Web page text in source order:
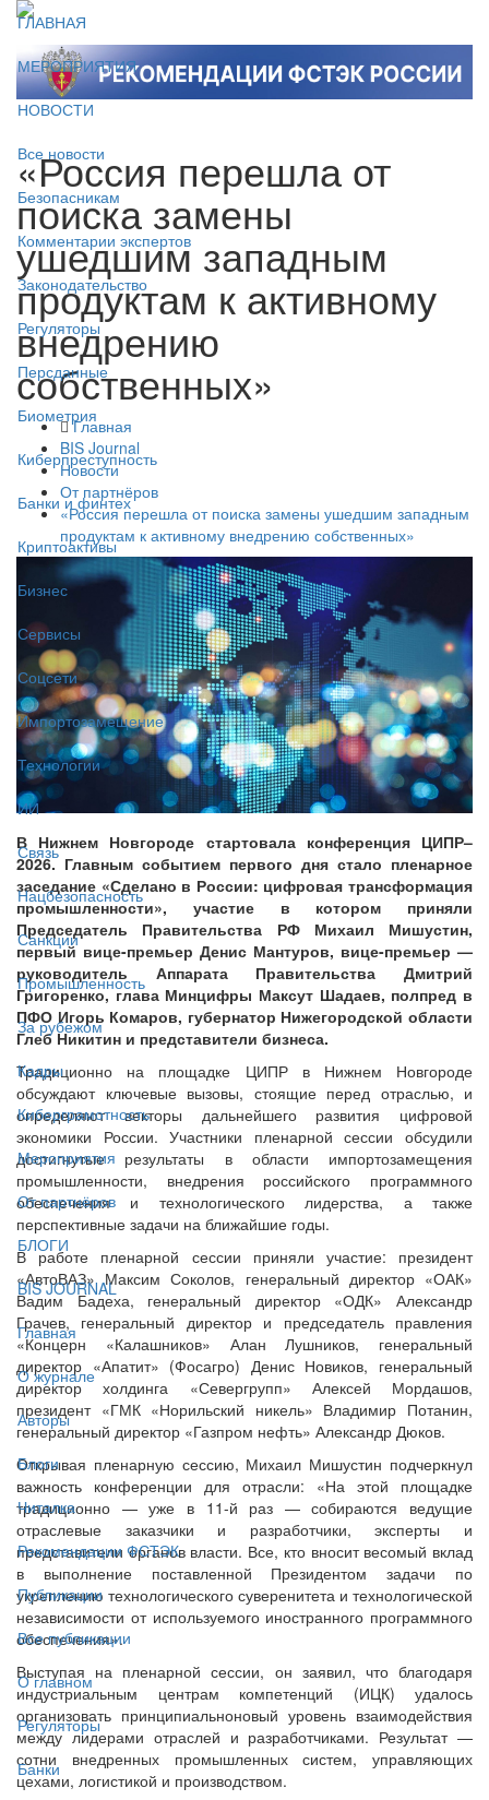
ГЛАВНАЯ
МЕРОПРИЯТИЯ
НОВОСТИ
Все новости
Безопасникам
Комментарии экспертов
Законодательство
Регуляторы
Персданные
Биометрия
Киберпреступность
Банки и финтех
Криптоактивы
Бизнес
Сервисы
Соцсети
Импортозамещение
Технологии
ИИ
Связь
Нацбезопасность
Санкции
Промышленность
За рубежом
Кадры
Киберграмотность
Мероприятия
От партнёров
БЛОГИ
BIS JOURNAL
Главная
О журнале
Авторы
Блоги
Читалка
Рекомендации ФСТЭК
Публикации
Все публикации
О главном
Регуляторы
Банки
«Россия перешла от
поиска замены
ушедшим западным
продуктам к активному
внедрению
собственных»
Главная
BIS Journal
Новости
От партнёров
«Россия перешла от поиска замены ушедшим западным
продуктам к активному внедрению собственных»
В Нижнем Новгороде стартовала конференция ЦИПР–
2026. Главным событием первого дня стало пленарное
заседание «Сделано в России: цифровая трансформация
промышленности», участие в котором приняли
Председатель Правительства РФ Михаил Мишустин,
первый вице-премьер Денис Мантуров, вице-премьер —
руководитель Аппарата Правительства Дмитрий
Григоренко, глава Минцифры Максут Шадаев, полпред в
ПФО Игорь Комаров, губернатор Нижегородской области
Глеб Никитин и представители бизнеса.
Традиционно на площадке ЦИПР в Нижнем Новгороде
обсуждают ключевые вызовы, стоящие перед отраслью, и
определяют векторы дальнейшего развития цифровой
экономики России. Участники пленарной сессии обсудили
достигнутые результаты в области импортозамещения
промышленности, внедрения российского программного
обеспечения и технологического лидерства, а также
перспективные задачи на ближайшие годы.
В работе пленарной сессии приняли участие: президент
«АвтоВАЗ» Максим Соколов, генеральный директор «ОАК»
Вадим Бадеха, генеральный директор «ОДК» Александр
Грачев, генеральный директор и председатель правления
«Концерн «Калашников» Алан Лушников, генеральный
директор «Апатит» (Фосагро) Денис Новиков, генеральный
директор холдинга «Севергрупп» Алексей Мордашов,
президент «ГМК «Норильский никель» Владимир Потанин,
генеральный директор «Газпром нефть» Александр Дюков.
Открывая пленарную сессию, Михаил Мишустин подчеркнул
важность конференции для отрасли: «На этой площадке
традиционно — уже в 11-й раз — собираются ведущие
отраслевые заказчики и разработчики, эксперты и
представители органов власти. Все, кто вносит весомый вклад
в выполнение поставленной Президентом задачи по
укреплению технологического суверенитета и технологической
независимости от используемого иностранного программного
обеспечения».
Выступая на пленарной сессии, он заявил, что благодаря
индустриальным центрам компетенций (ИЦК) удалось
организовать принципиальноновый уровень взаимодействия
между лидерами отраслей и разработчиками. Результат —
сотни внедренных промышленных систем, управляющих
цехами, логистикой и производством.